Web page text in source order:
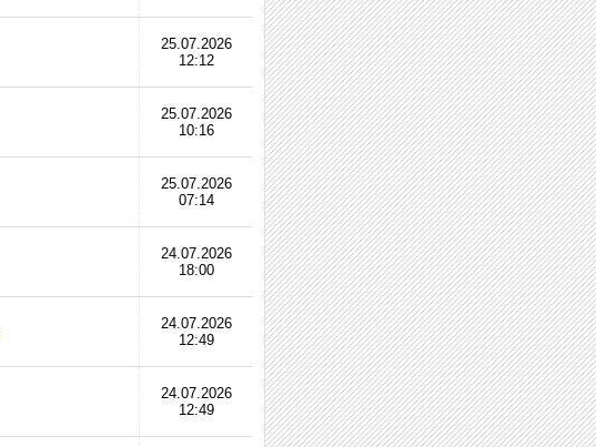
25.07.2026
12:12
25.07.2026
10:16
25.07.2026
07:14
24.07.2026
18:00
24.07.2026
12:49
24.07.2026
12:49